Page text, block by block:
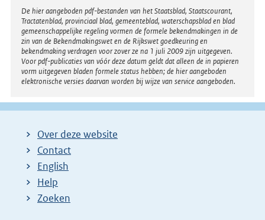
Disclaimer
De hier aangeboden pdf-bestanden van het Staatsblad, Staatscourant,
Tractatenblad, provinciaal blad, gemeenteblad, waterschapsblad en blad
gemeenschappelijke regeling vormen de formele bekendmakingen in de
zin van de Bekendmakingswet en de Rijkswet goedkeuring en
bekendmaking verdragen voor zover ze na 1 juli 2009 zijn uitgegeven.
Voor pdf-publicaties van vóór deze datum geldt dat alleen de in papieren
vorm uitgegeven bladen formele status hebben; de hier aangeboden
elektronische versies daarvan worden bij wijze van service aangeboden.
Over deze website
Contact
English
Help
Zoeken